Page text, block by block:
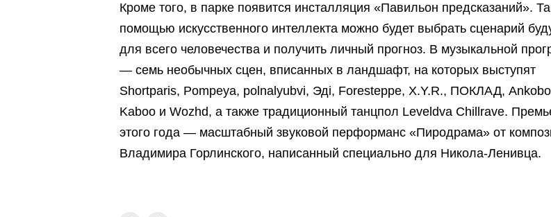
Кроме того, в парке появится инсталляция «Павильон предсказаний».
помощью искусственного интеллекта можно будет выбрать сценарий
для всего человечества и получить личный прогноз. В музыкальной
— семь необычных сцен, вписанных в ландшафт, на которых выступят
Shortparis, Pompeya, polnalyubvi, Эдi, Foresteppe, X.Y.R., ПОКЛАД,
Kaboo и Wozhd, а также традиционный танцпол Leveldva Chillrave.
этого года — масштабный звуковой перформанс «Пиродрама» от
Владимира Горлинского, написанный специально для Никола-Ленивца.